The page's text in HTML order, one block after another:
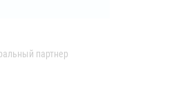
партнер